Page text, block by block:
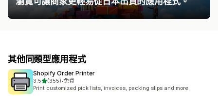
其他同類型應用程式
Shopify Order Printer
3.5滿分 5 顆星
(355)
共有 355 則評價
•免費
Print customized pick lists, invoices, packing slips and more